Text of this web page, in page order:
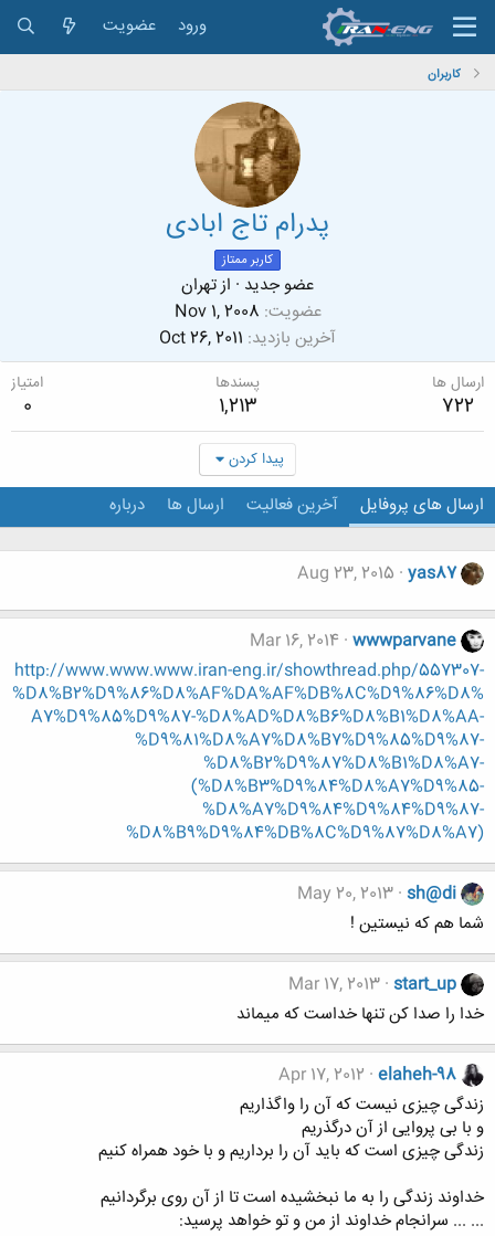
ورود عضویت
کاربران
پدرام تاج ابادی
کاربر ممتاز
عضو جدید · ازتهران
عضویت Nov 1, 2008
آخرین بازدید Oct 26, 2011
ارسال ها
722
پسندها
1,213
امتیاز
0
پیدا کردن
ارسال های پروفایل آخرین فعالیت ارسال ها درباره
yas87
Aug 23, 2015
wwwparvane
Mar 16, 2014
http://www.www.www.iran-eng.ir/showthread.php/557307-
%D8%B2%D9%86%D8%AF%DA%AF%DB%8C%D9%86%D8%
A7%D9%85%D9%87-%D8%AD%D8%B6%D8%B1%D8%AA-
%D9%81%D8%A7%D8%B7%D9%85%D9%87-
%D8%B2%D9%87%D8%B1%D8%A7-
(%D8%B3%D9%84%D8%A7%D9%85-
%D8%A7%D9%84%D9%84%D9%87-
%D8%B9%D9%84%DB%8C%D9%87%D8%A7)
sh@di
May 20, 2013
شما هم که نیستین !
start_up
Mar 17, 2013
خدا را صدا کن تنها خداست که میماند
elaheh-98
Apr 17, 2012
زندگی چیزی نیست که آن را واگذاریم
و با بی پروایی از آن درگذریم
زندگی چیزی است که باید آن را برداریم و با خود همراه کنیم
خداوند زندگی را به ما نبخشیده است تا از آن روی برگردانیم
... ... سرانجام خداوند از من و تو خواهد پرسید: